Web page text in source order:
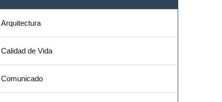
Arquitectura
Calidad de Vida
Comunicado